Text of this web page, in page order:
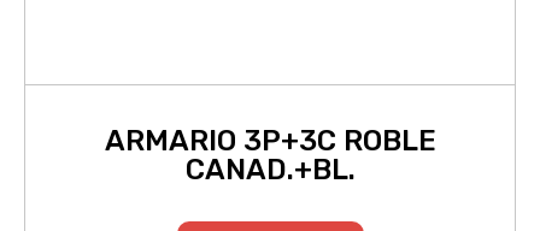
ARMARIO 3P+3C ROBLE
CANAD.+BL.